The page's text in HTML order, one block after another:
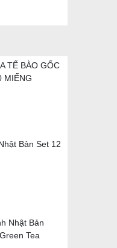
TẾ BÀO GỐC
MIẾNG
Bản Set 12
Nhật Bản
Tea